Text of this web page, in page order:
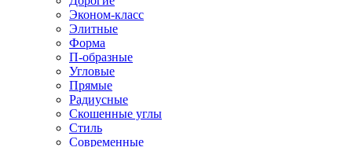
Эконом-класс
Элитные
Форма
П-образные
Угловые
Прямые
Радиусные
Скошенные углы
Стиль
Современные